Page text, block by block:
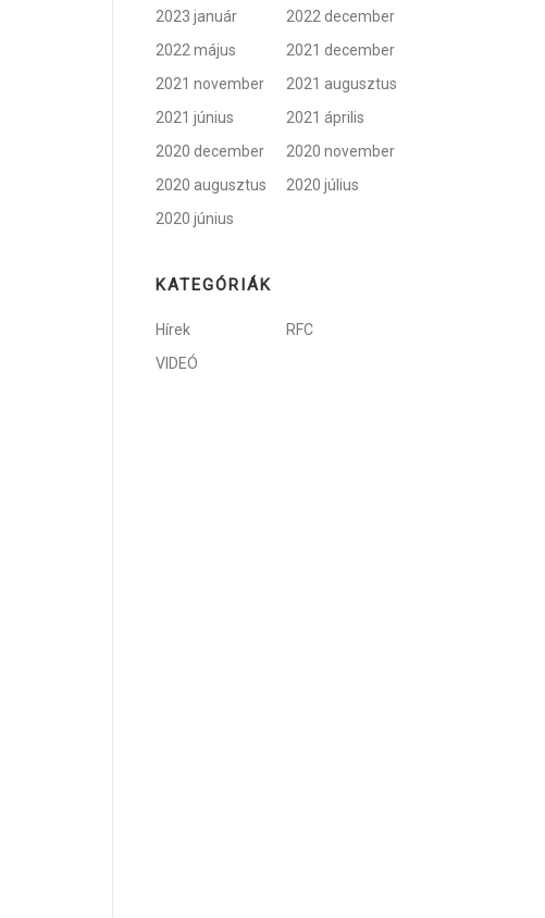
2023 január
2022 december
2022 május
2021 december
2021 november
2021 augusztus
2021 június
2021 április
2020 december
2020 november
2020 augusztus
2020 július
2020 június
KATEGÓRIÁK
Hírek
RFC
VIDEÓ